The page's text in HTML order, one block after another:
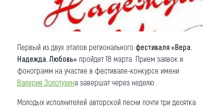
Первый из двух этапов регионального фестиваля «Вера.
Надежда. Любовь» пройдет 18 марта. Прием заявок и
фонограмм на участие в фестивале-конкурсе имени
Валерия Золотухина завершат через неделю.
Молодых исполнителей авторской песни почти три десятка